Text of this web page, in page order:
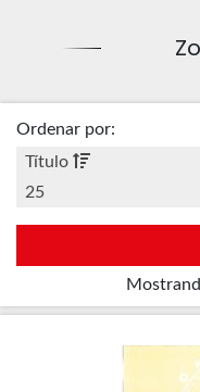
Ordenar por:
Título
25